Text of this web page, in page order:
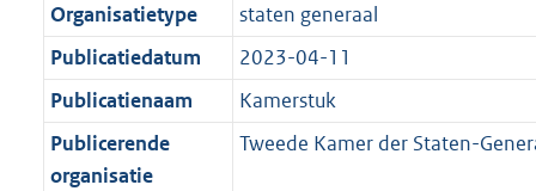
Organisatietype
staten generaal
Publicatiedatum
2023-04-11
Publicatienaam
Kamerstuk
Publicerende
organisatie
Tweede Kamer der Staten-